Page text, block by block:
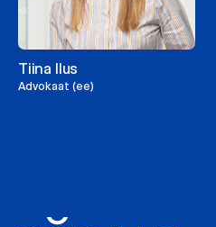
Tiina Ilus
Advokaat (ee)